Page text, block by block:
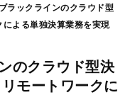
ラックラインのクラウド型
よる単独決算業務を実現
のクラウド型決
モートワークに